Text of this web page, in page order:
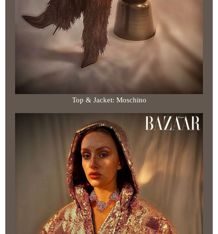
Top & Jacket: Moschino